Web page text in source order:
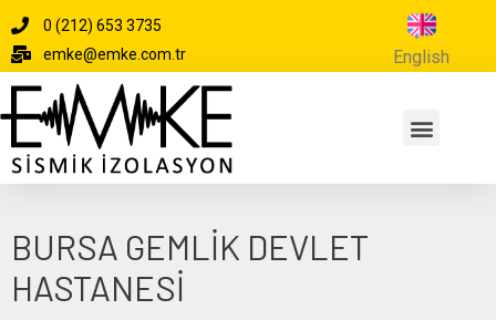
0 (212) 653 3735
emke@emke.com.tr
English
BURSA GEMLIK DEVLET
HASTANESI